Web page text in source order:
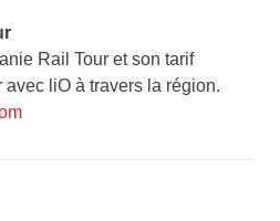
Rail Tour et son tarif
liO à travers la région.